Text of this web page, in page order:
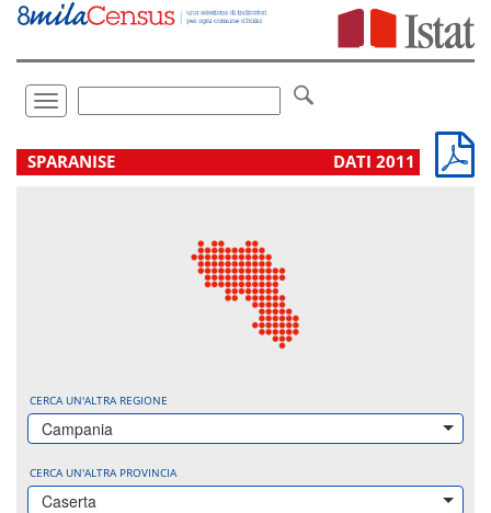
Vai
direttamente
Toggle
navigation
.
SPARANISE DATI 2011
CERCA UN'ALTRA REGIONE
Campania
CERCA UN'ALTRA PROVINCIA
Caserta